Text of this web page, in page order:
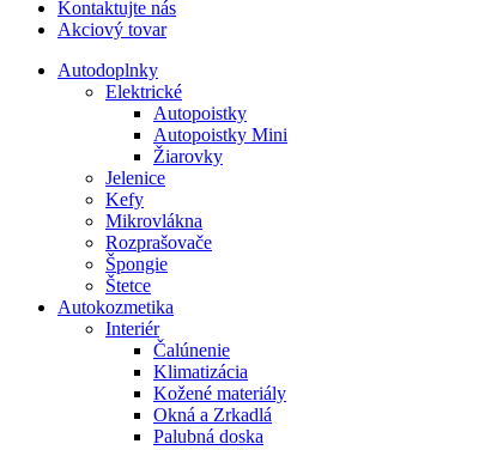
Kontaktujte nás
Akciový tovar
Autodoplnky
Elektrické
Autopoistky
Autopoistky Mini
Žiarovky
Jelenice
Kefy
Mikrovlákna
Rozprašovače
Špongie
Štetce
Autokozmetika
Interiér
Čalúnenie
Klimatizácia
Kožené materiály
Okná a Zrkadlá
Palubná doska